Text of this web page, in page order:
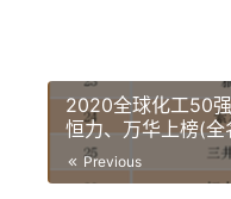
2020全球化工50
恒力、万华上榜(全
Previous